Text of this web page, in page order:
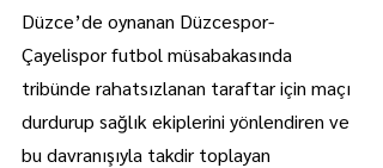
Düzce’de oynanan Düzcespor-
Çayelispor futbol müsabakasında
tribünde rahatsızlanan taraftar için maçı
durdurup sağlık ekiplerini yönlendiren ve
bu davranışıyla takdir toplayan